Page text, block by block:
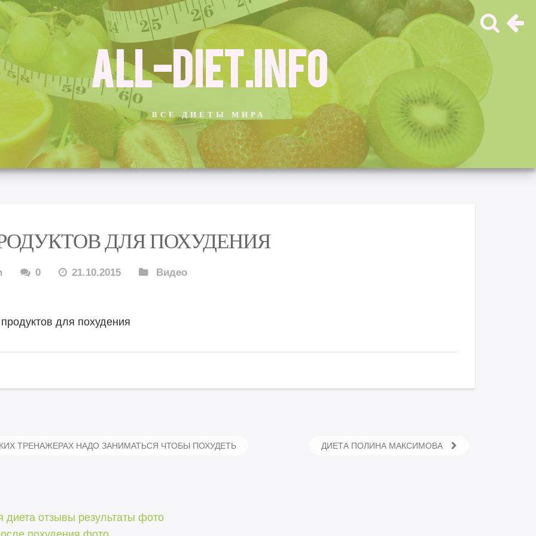
ALL-DIET.INFO
ВСЕ ДИЕТЫ МИРА
ДЛЯ ПОХУДЕНИЯ
0 21.10.2015 Видео
для похудения
ТРЕНАЖЕРАХ НАДО ЗАНИМАТЬСЯ ЧТОБЫ ПОХУДЕТЬ ДИЕТА ПОЛИНА МАКСИМОВА
диета отзывы результаты фото